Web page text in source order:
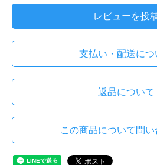
レビューを投
支払い・配送につ
返品について
この商品について問い